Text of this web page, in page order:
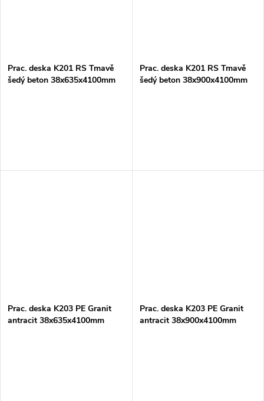
Prac. deska K201 RS Tmavě
šedý beton 38x635x4100mm
Prac. deska K201 RS Tmavě
šedý beton 38x900x4100mm
Prac. deska K203 PE Granit
antracit 38x635x4100mm
Prac. deska K203 PE Granit
antracit 38x900x4100mm